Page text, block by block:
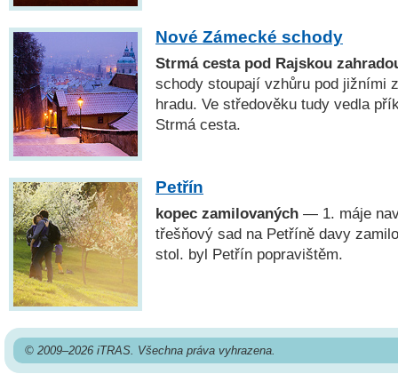
Nové Zámecké schody
Strmá cesta pod Rajskou
schody stoupají vzhůru pod jižními
hradu. Ve středověku tudy vedla
Strmá cesta.
Petřín
kopec zamilovaných — 1. máje
třešňový sad na Petříně davy
stol. byl Petřín popravištěm.
© 2009–2026 iTRAS. Všechna práva vyhrazena.